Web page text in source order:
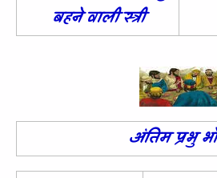
बहने वाली स्त्री
अंतिम प्रभु